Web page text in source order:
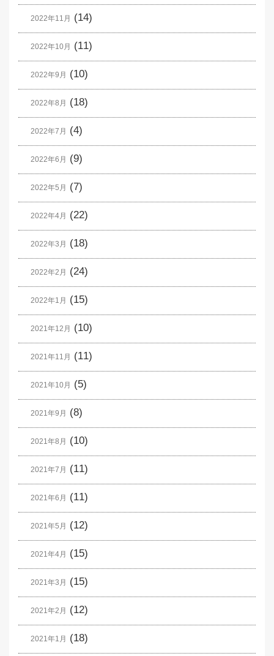
2022年11月 (14)
2022年10月 (11)
2022年9月 (10)
2022年8月 (18)
2022年7月 (4)
2022年6月 (9)
2022年5月 (7)
2022年4月 (22)
2022年3月 (18)
2022年2月 (24)
2022年1月 (15)
2021年12月 (10)
2021年11月 (11)
2021年10月 (5)
2021年9月 (8)
2021年8月 (10)
2021年7月 (11)
2021年6月 (11)
2021年5月 (12)
2021年4月 (15)
2021年3月 (15)
2021年2月 (12)
2021年1月 (18)